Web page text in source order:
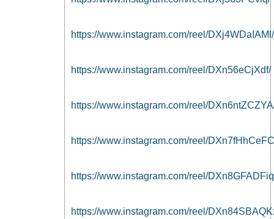
https://www.instagram.com/reel/DXj4WDaIAMl/
https://www.instagram.com/reel/DXn56eCjXdf/
https://www.instagram.com/reel/
https://www.instagram.com/reel/
https://www.instagram.com/reel/
https://www.instagram.com/reel/